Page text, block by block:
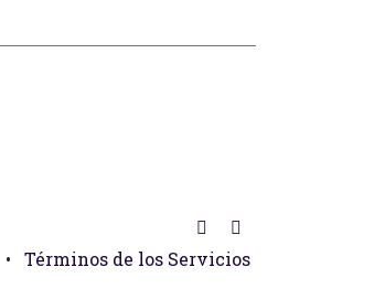
• Términos de los Servicios